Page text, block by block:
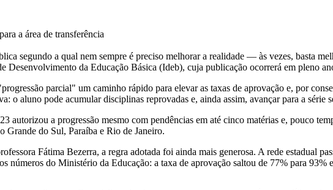
a área de transferência
segundo a qual nem sempre é preciso melhorar a realidade — às vezes, basta
Desenvolvimento da Educação Básica (Ideb), cuja publicação ocorrerá em pleno
parcial" um caminho rápido para elevar as taxas de aprovação e, por
o aluno pode acumular disciplinas reprovadas e, ainda assim, avançar para a série
autorizou a progressão mesmo com pendências em até cinco matérias e, pouco
Grande do Sul, Paraíba e Rio de Janeiro.
Fátima Bezerra, a regra adotada foi ainda mais generosa. A rede estadual
números do Ministério da Educação: a taxa de aprovação saltou de 77% para